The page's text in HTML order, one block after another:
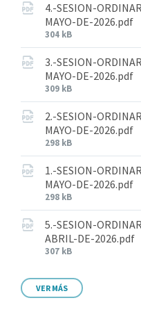
4.-SESION-
MAYO-DE-2026.pdf
304 kB
3.-SESION-
MAYO-DE-2026.pdf
309 kB
2.-SESION-
MAYO-DE-2026.pdf
298 kB
1.-SESION-
MAYO-DE-2026.pdf
298 kB
5.-SESION-
ABRIL-DE-2026.pdf
307 kB
VER MÁS